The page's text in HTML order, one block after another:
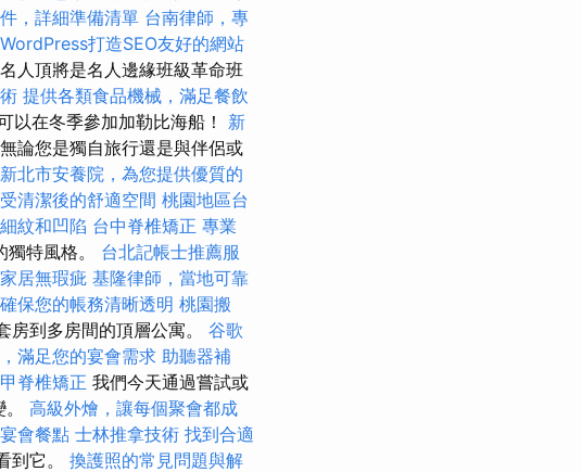
，詳細準備清單 台南律師，專
打造SEO友好的網站
名人頂將是名人邊緣班級革命班
提供各類食品機械，滿足餐飲
以在冬季參加加勒比海船！ 新
論您是獨自旅行還是與伴侶或
新北市安養院，為您提供優質的
清潔後的舒適空間 桃園地區台
紋和凹陷 台中脊椎矯正 專業
特風格。 台北記帳士推薦服
居無瑕疵 基隆律師，當地可靠
保您的帳務清晰透明 桃園搬
房到多房間的頂層公寓。 谷歌
滿足您的宴會需求 助聽器補
脊椎矯正 我們今天通過嘗試或
高級外燴，讓每個聚會都成
會餐點 士林推拿技術 找到合適
到它。 換護照的常見問題與解